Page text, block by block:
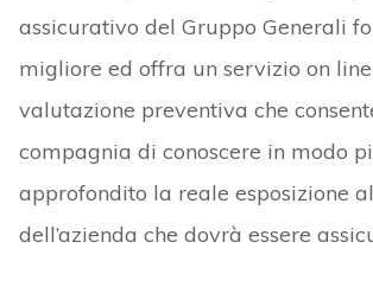
assicurativo del Gruppo Generali
migliore ed offra un servizio on
valutazione preventiva che
compagnia di conoscere in modo
approfondito la reale esposizione
dell’azienda che dovrà essere